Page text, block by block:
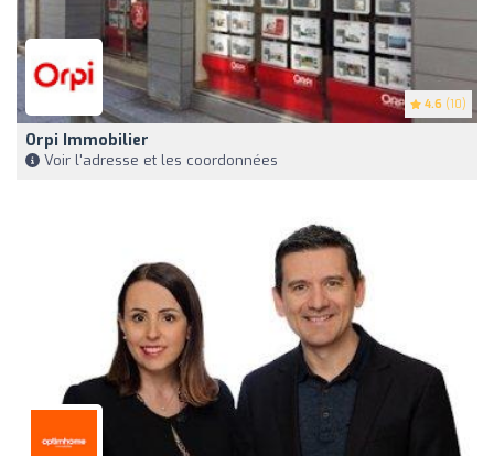
4.6 (10)
Orpi Immobilier
Voir l'adresse et les coordonnées